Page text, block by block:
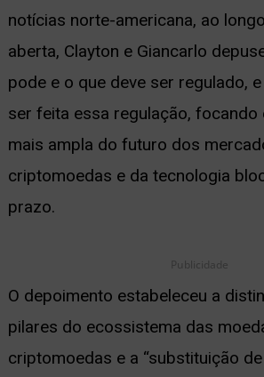
notícias norte-americana, ao
aberta, Clayton e Giancarlo
pode e o que deve ser regulado,
ser feita essa regulação, focando
mais ampla do futuro dos
criptomoedas e da tecnologia
prazo.
Publicidade
O depoimento estabeleceu a
pilares do ecossistema das
criptomoedas e a “substituição de